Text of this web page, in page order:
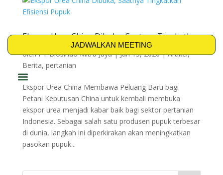
JADWALKAN MEETING
Ekspor Urea China Dibuka, Saatnya Tingkatkan
Efisiensi Pupuk
olehPT Biosindo Mitra Jaya|Jun 15, 2026|Artikel,
Berita, pertanian
Ekspor Urea China Membawa Peluang Baru bagi
Petani Keputusan China untuk kembali membuka
ekspor urea menjadi kabar baik bagi sektor pertanian
Indonesia. Sebagai salah satu produsen pupuk terbesar
di dunia, langkah ini diperkirakan akan meningkatkan
pasokan pupuk...